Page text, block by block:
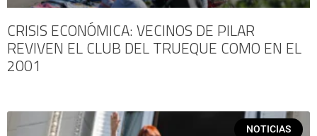
CRISIS ECONÓMICA: VECINOS DE PILAR
REVIVEN EL CLUB DEL TRUEQUE COMO EN EL
2001
NOTICIAS